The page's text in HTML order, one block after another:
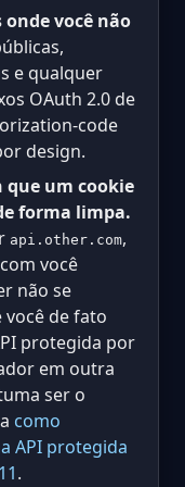
onde você não
e qualquer
OAuth 2.0 de
code
design.
que um cookie
forma limpa.
api.other.com,
você
não se
de fato
protegida por
em outra
ser o
como
API protegida
.